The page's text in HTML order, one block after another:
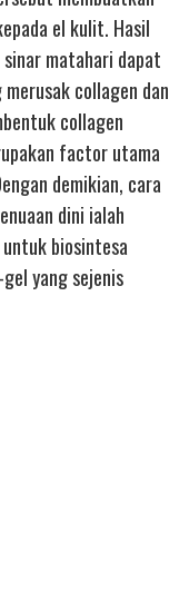
el kulit. Hasil
matahari dapat
collagen dan
collagen
factor utama
demikian, cara
dini ialah
biosintesa
yang sejenis